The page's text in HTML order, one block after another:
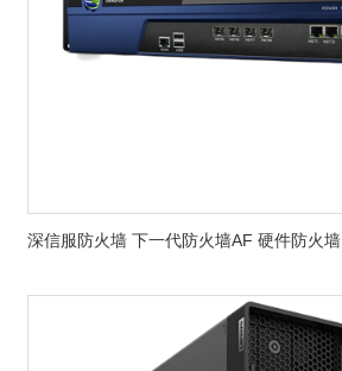
深信服防火墙 下一代防火墙AF 硬件防火墙